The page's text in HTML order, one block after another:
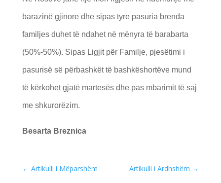
barazinë gjinore dhe sipas tyre pasuria brenda
familjes duhet të ndahet në mënyra të barabarta
(50%-50%). Sipas Ligjit për Familje, pjesëtimi i
pasurisë së përbashkët të bashkëshortëve mund
të kërkohet gjatë martesës dhe pas mbarimit të saj
me shkurorëzim.
Besarta Breznica
← Artikulli i Mëparshëm Artikulli i Ardhshëm →